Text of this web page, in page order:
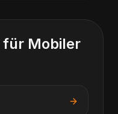
für Mobiler